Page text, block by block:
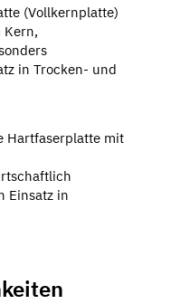
(Vollkernplatte)
Kern,
in Trocken- und
Hartfaserplatte mit
Einsatz in